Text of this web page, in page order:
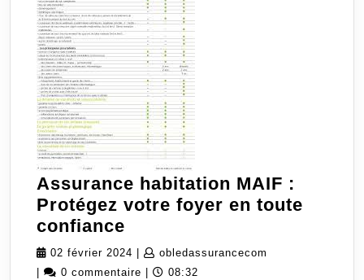
Assurance habitation MAIF :
Protégez votre foyer en toute
confiance
habitation
MAIF
02 février 2024 02
février
obledassurancecom
0 commentaire 08:32